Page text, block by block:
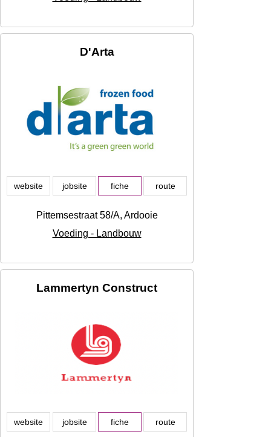
D'Arta
website jobsite fiche route
Pittemsestraat 58/A, Ardooie
Voeding - Landbouw
Lammertyn Construct
website jobsite fiche route